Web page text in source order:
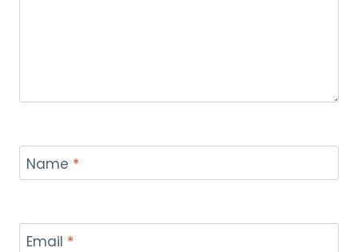
Name *
Email *